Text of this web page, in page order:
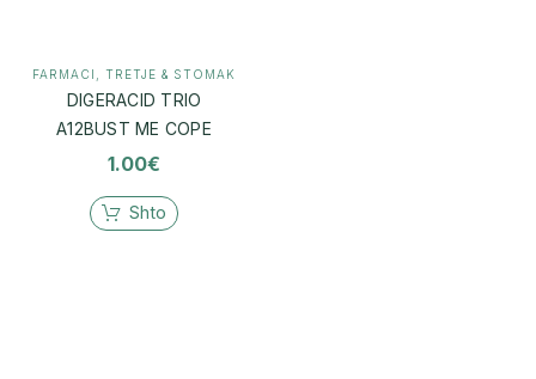
FARMACI TRETJE & STOMAK
DIGERACID TRIO
A12BUST ME COPE
1.00€
Shto